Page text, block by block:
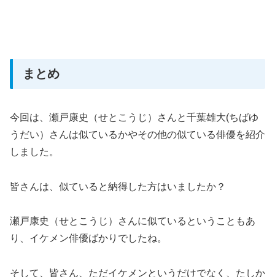
まとめ
今回は、瀬戸康史（せとこうじ）さんと千葉雄大(ちばゆ
うだい）さんは似ているかやその他の似ている俳優を紹介
しました。
皆さんは、似ていると納得した方はいましたか？
瀬戸康史（せとこうじ）さんに似ているということもあ
り、イケメン俳優ばかりでしたね。
そして、皆さん、ただイケメンというだけでなく、たしか